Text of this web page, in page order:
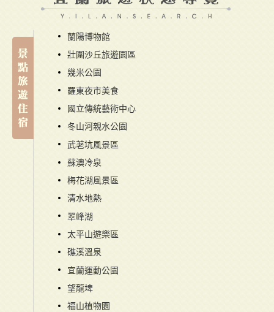
蘭陽博物館
壯圍沙丘旅遊園區
幾米公園
羅東夜市美食
國立傳統藝術中心
冬山河親水公園
武荖坑風景區
蘇澳冷泉
梅花湖風景區
清水地熱
翠峰湖
太平山遊樂區
礁溪溫泉
宜蘭運動公園
望龍埤
福山植物園